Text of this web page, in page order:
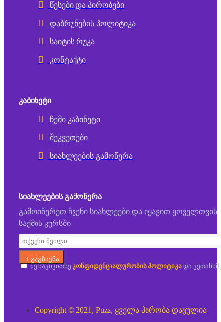
წესები და პირობები
დაბრუნების პოლიტიკა
საიტის რუკა
კონტაქტი
ᲙᲐᲑᲘᲜᲔᲢᲘ
ჩემი კაბინეტი
შეკვეთები
სიახლეების გამოწერა
ᲡᲘᲐᲮᲚᲔᲔᲑᲘᲡ ᲒᲐᲛᲝᲬᲔᲠᲐ
გამოიწერეთ ჩვენი სიახლეები და იყავით ყოველთვის
საქმის კურსში
გაგზავნა
მე წავიკითხე კონფიდენციალურობის პოლიტიკა და
Copyright © 2021, Puzz, ყველა პირობა დაცულია